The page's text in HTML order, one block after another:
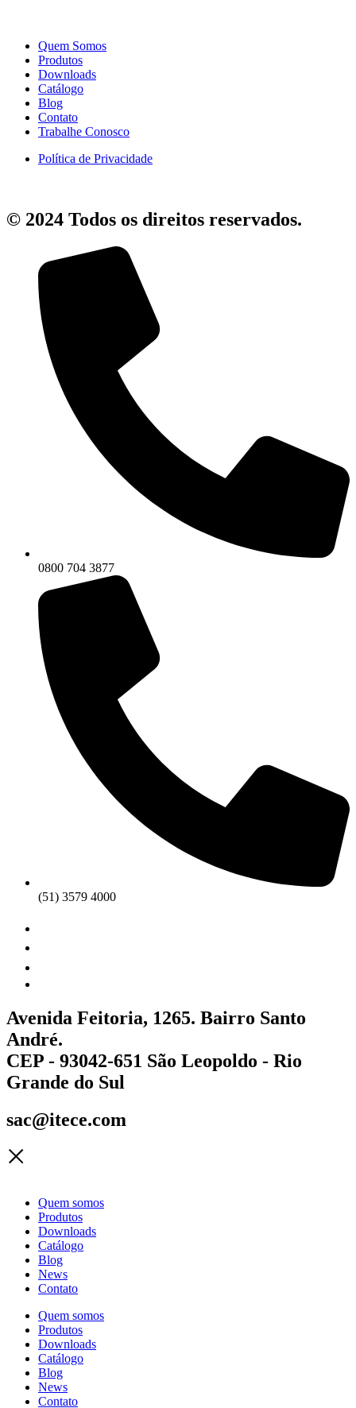
Quem Somos
Produtos
Downloads
Catálogo
Blog
Contato
Trabalhe Conosco
Política de Privacidade
© 2024 Todos os direitos reservados.
0800 704 3877
(51) 3579 4000
Avenida Feitoria, 1265. Bairro Santo
André.
CEP - 93042-651 São Leopoldo - Rio
Grande do Sul
sac@itece.com
Quem somos
Produtos
Downloads
Catálogo
Blog
News
Contato
Quem somos
Produtos
Downloads
Catálogo
Blog
News
Contato